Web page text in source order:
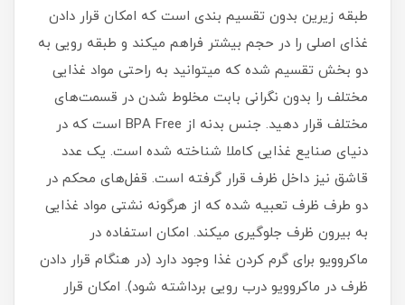
طبقه زیرین بدون تقسیم بندی است که امکان قرار دادن
غذای اصلی را در حجم بیشتر فراهم میکند و طبقه رویی به
دو بخش تقسیم شده که میتوانید به راحتی مواد غذایی
مختلف را بدون نگرانی بابت مخلوط شدن در قسمت‌های
مختلف قرار دهید. جنس بدنه از BPA Free است که در
دنیای صنایع غذایی کاملا شناخته شده است. یک عدد
قاشق نیز داخل ظرف قرار گرفته است. قفل‌های محکم در
دو طرف ظرف تعبیه شده که از هرگونه نشتی مواد غذایی
به بیرون ظرف جلوگیری میکند. امکان استفاده در
ماکروویو برای گرم کردن غذا وجود دارد (در هنگام قرار دادن
ظرف در ماکروویو درب رویی برداشته شود). امکان قرار